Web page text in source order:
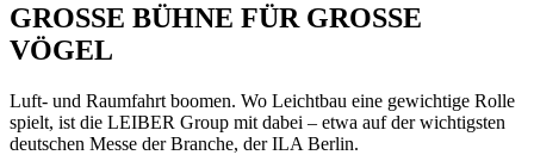
GROSSE BÜHNE FÜR GROSSE
VÖGEL
Luft- und Raumfahrt boomen. Wo Leichtbau eine gewichtige Rolle
spielt, ist die LEIBER Group mit dabei – etwa auf der wichtigsten
deutschen Messe der Branche, der ILA Berlin.